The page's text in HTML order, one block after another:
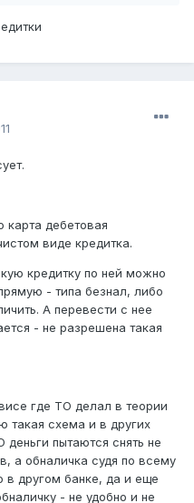
карта дебетовая
виде кредитка.
кредитку по ней можно
- типа безнал, либо
А перевести с нее
- не разрешена такая
где ТО делал в теории
такая схема и в других
пытаются снять не
а обналичка судя по всему
в другом банке, да и еще
- не удобно и не